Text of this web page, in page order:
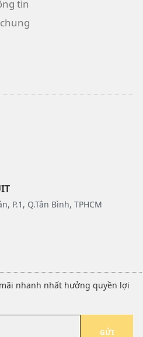
tin
P.1, Q.Tân Bình, TPHCM
nhanh nhất hưởng quyền lợi
GỬI